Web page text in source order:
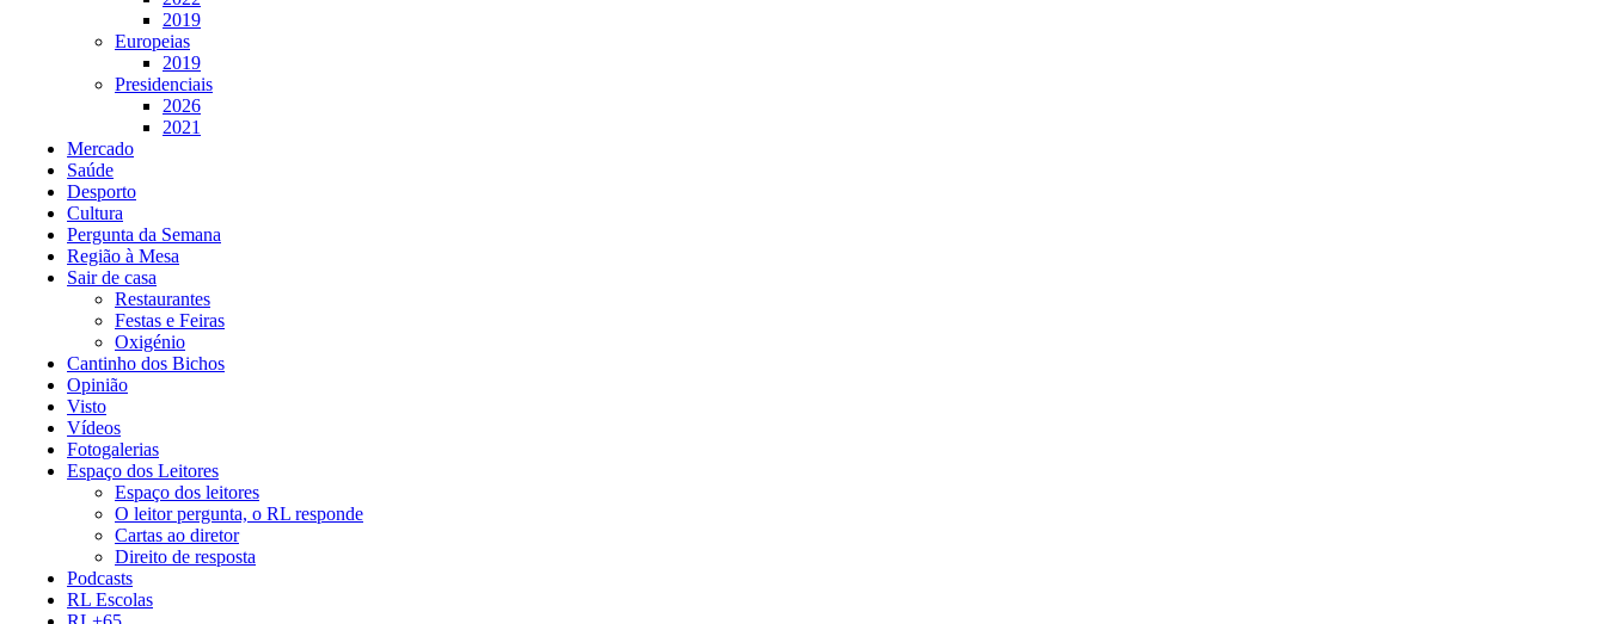
2019
Europeias
2019
Presidenciais
2026
2021
Mercado
Saúde
Desporto
Cultura
Pergunta da Semana
Região à Mesa
Sair de casa
Restaurantes
Festas e Feiras
Oxigénio
Cantinho dos Bichos
Opinião
Visto
Vídeos
Fotogalerias
Espaço dos Leitores
Espaço dos leitores
O leitor pergunta, o RL responde
Cartas ao diretor
Direito de resposta
Podcasts
RL Escolas